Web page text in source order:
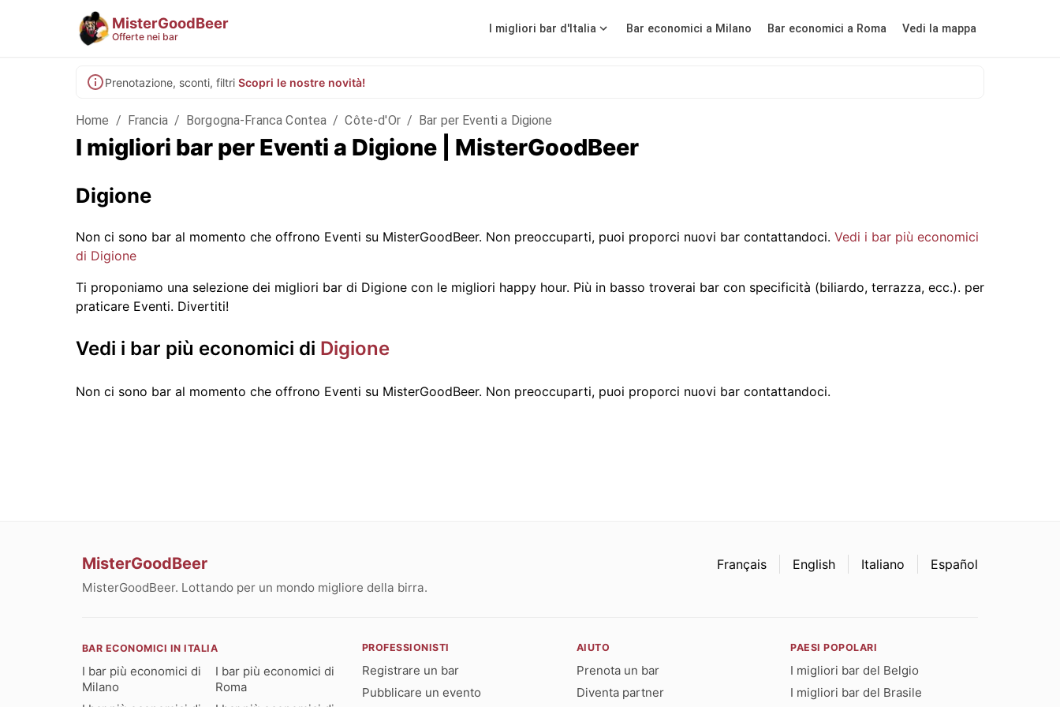
MisterGoodBeer
Offerte nei bar
I migliori bar d'Italia Bar economici a Milano Bar economici a Roma Vedi la mappa
Prenotazione, sconti, filtri Scopri le nostre novità!
Home / Francia / Borgogna-Franca Contea / Côte-d'Or / Bar per Eventi a Digione
I migliori bar per Eventi a Digione | MisterGoodBeer
Digione
Non ci sono bar al momento che offrono Eventi su MisterGoodBeer. Non preoccuparti, puoi proporci nuovi bar contattandoci. Vedi i bar più economici
di Digione
Ti proponiamo una selezione dei migliori bar di Digione con le migliori happy hour. Più in basso troverai bar con specificità (biliardo, terrazza, ecc.). per
praticare Eventi. Divertiti!
Vedi i bar più economici di Digione
Non ci sono bar al momento che offrono Eventi su MisterGoodBeer. Non preoccuparti, puoi proporci nuovi bar contattandoci.
MisterGoodBeer
MisterGoodBeer. Lottando per un mondo migliore della birra.
Français English Italiano Español
BAR ECONOMICI IN ITALIA
I bar più economici di
Milano
I bar più economici di
Roma
PROFESSIONISTI
Registrare un bar
Pubblicare un evento
AIUTO
Prenota un bar
Diventa partner
PAESI POPOLARI
I migliori bar del Belgio
I migliori bar del Brasile